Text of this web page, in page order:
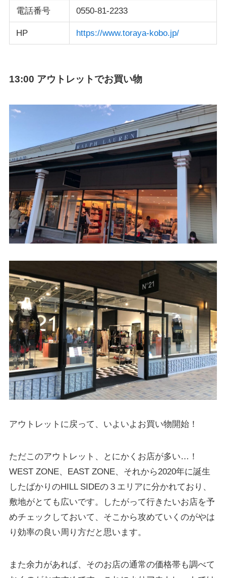
電話番号 0550-81-2233
HP https://www.toraya-kobo.jp/
13:00 アウトレットでお買い物
アウトレットに戻って、いよいよお買い物開始！
ただこのアウトレット、とにかくお店が多い…！
WEST ZONE、EAST ZONE、それから2020年に誕生
したばかりのHILL SIDEの３エリアに分かれており、
敷地がとても広いです。したがって行きたいお店を予
めチェックしておいて、そこから攻めていくのがやは
り効率の良い周り方だと思います。
また余力があれば、そのお店の通常の価格帯も調べて